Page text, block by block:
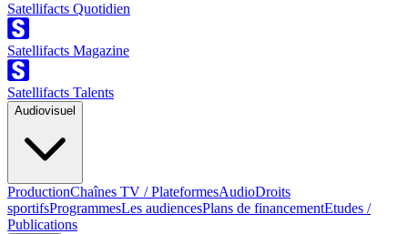
Satellifacts Quotidien
Satellifacts Magazine
Satellifacts Talents
Audiovisuel
ProductionChaînes TV / PlateformesAudioDroits
sportifsProgrammesLes audiencesPlans de financementEtudes /
Publications